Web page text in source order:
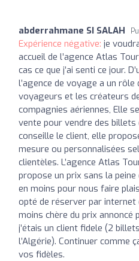
abderrahmane SI SALAH
Expérience négative: je
accueil de l’agence Atlas
cas ce que j’ai senti ce jour.
l’agence de voyage a un rôle
voyageurs et les créateurs
compagnies aériennes, Elle
vente pour vendre des billets
conseille le client, elle
mesure ou personnalisées
clientèles. L’agence Atlas
propose un prix sans la
en moins pour nous faire
opté de réserver par internet
moins chère du prix annoncé
j’étais un client fidele (2
l’Algérie). Continuer comme
vos fidèles.